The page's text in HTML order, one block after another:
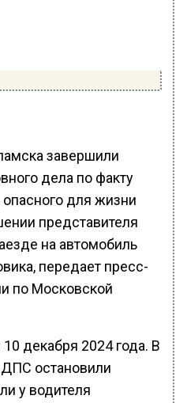
завершили
дела по факту
для жизни
представителя
на автомобиль
передает пресс-
по Московской
декабря 2024 года. В
остановили
у водителя